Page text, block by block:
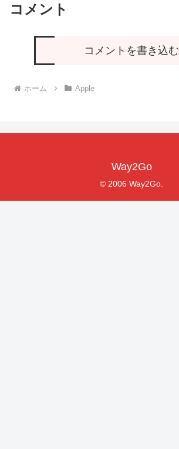
コメント
コメントを書き込む
ホーム Apple
Way2Go
© 2006 Way2Go.